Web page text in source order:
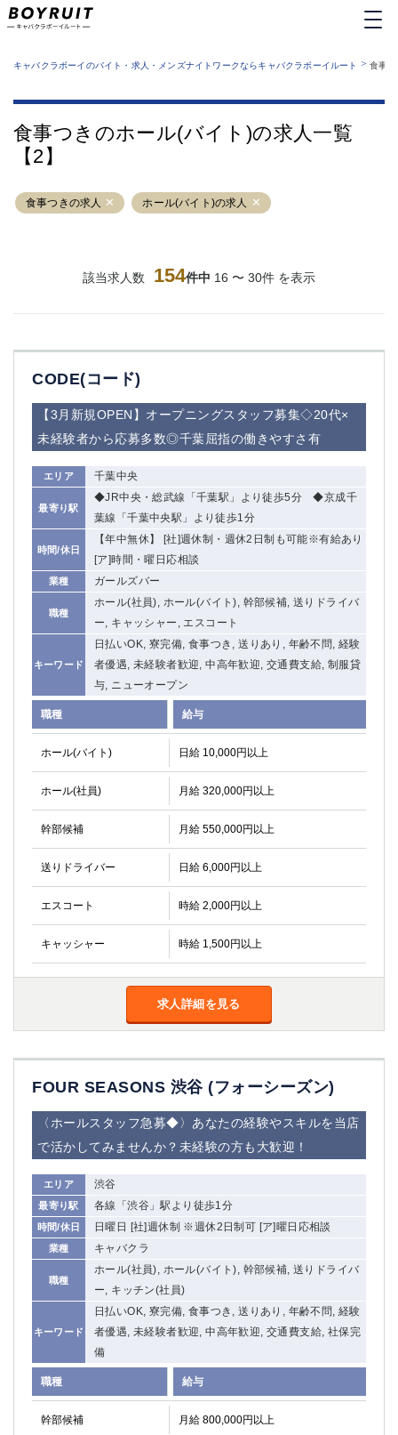
業種から探す
運営者情報
サイトマップ
キャバクラボーイのバイト・求人・メンズナイトワークならキャバクラボーイルート > 食事
食事つきのホール(バイト)の求人一覧
【2】
食事つきの求人 ホール(バイト)の求人
該当求人数 154件中 16 〜 30件 を表示
CODE(コード)
【3月新規OPEN】オープニングスタッフ募集◇20代×
未経験者から応募多数◎千葉屈指の働きやすさ有
エリア 千葉中央
最寄り駅
◆JR中央・総武線「千葉駅」より徒歩5分 ◆京成千
葉線「千葉中央駅」より徒歩1分
時間/休日
【年中無休】 [社]週休制・週休2日制も可能※有給あり
[ア]時間・曜日応相談
業種 ガールズバー
職種
ホール(社員), ホール(バイト), 幹部候補, 送りドライバ
ー, キャッシャー, エスコート
キーワード
日払いOK, 寮完備, 食事つき, 送りあり, 年齢不問, 経験
者優遇, 未経験者歓迎, 中高年歓迎, 交通費支給, 制服貸
与, ニューオープン
職種 給与
ホール(バイト) 日給 10,000円以上
ホール(社員) 月給 320,000円以上
幹部候補 月給 550,000円以上
送りドライバー 日給 6,000円以上
エスコート 時給 2,000円以上
キャッシャー 時給 1,500円以上
求人詳細を見る
FOUR SEASONS 渋谷 (フォーシーズン)
〈ホールスタッフ急募◆〉あなたの経験やスキルを当店
で活かしてみませんか？未経験の方も大歓迎！
エリア 渋谷
最寄り駅 各線「渋谷」駅より徒歩1分
時間/休日 日曜日 [社]週休制 ※週休2日制可 [ア]曜日応相談
業種 キャバクラ
職種
ホール(社員), ホール(バイト), 幹部候補, 送りドライバ
ー, キッチン(社員)
キーワード
日払いOK, 寮完備, 食事つき, 送りあり, 年齢不問, 経験
者優遇, 未経験者歓迎, 中高年歓迎, 交通費支給, 社保完
備
職種 給与
幹部候補 月給 800,000円以上
六本木
池袋
渋谷
大和
立川
①六本木 ②西麻布
赤坂
高円寺
蒲田東口
多摩センター
立川（南口）
西葛西
中野
葛西
中目黒
ひばりヶ丘（北口）
学芸大学
吉祥寺（南口／公園口）
自由が丘
吉祥寺（北口／東口）
錦糸町南口
下北沢・経堂
金町（北口）
成増駅徒歩3分の好立地！①JR埼京線「赤羽駅」から徒歩2分 ②東
三軒茶屋（南口）
①歌舞伎町 ②新宿 ③新宿三丁目 ④西
①歌舞伎町 ②新宿 ③西部新宿 ③東新宿
①歌舞伎町 ②新宿
①銀座 ②新橋
錦糸町(南口)
蒲田(西口)
清瀬（南口）
大泉学園
下赤塚
竹ノ塚
三鷹
亀戸
水道橋
幡ヶ谷
祖師ヶ谷大蔵
小岩
湯島
久米川
市川
西麻布
関内
横浜
本厚木
新横浜
藤沢
平塚
小田原
関内・馬車道・日ノ出町 武蔵新城
元住吉
茅ヶ崎
戸塚
大船
相模原
厚木
埼玉県
大宮
南越谷
志木
川越